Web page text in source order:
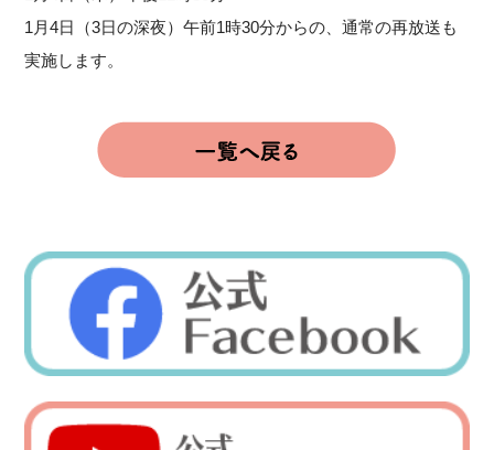
1月4日（3日の深夜）午前1時30分からの、通常の再放送も
実施します。